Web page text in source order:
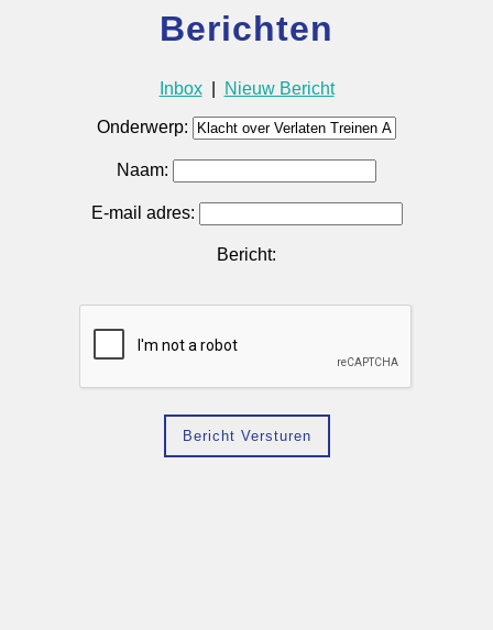
Berichten
Inbox| Nieuw Bericht
Onderwerp:
Naam:
E-mail adres:
Bericht: